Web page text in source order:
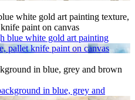
white gold art painting texture,
paint on canvas
in blue, grey and brown